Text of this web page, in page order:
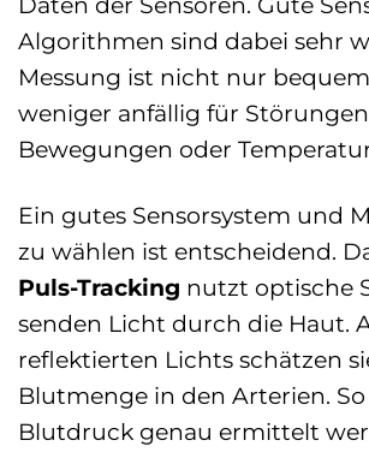
Algorithmen sind dabei sehr
Messung ist nicht nur
weniger anfällig für
Bewegungen oder
Ein gutes Sensorsystem und
zu wählen ist entscheidend.
Puls-Tracking nutzt optische
senden Licht durch die Haut.
reflektierten Lichts schätzen
Blutmenge in den Arterien.
Blutdruck genau ermittelt